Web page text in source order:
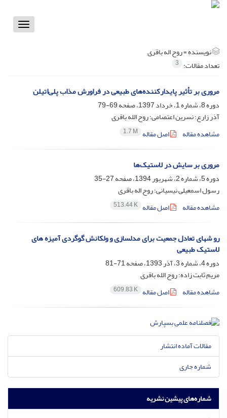
Toggle
نویسنده =روح اله باقری
تعداد مقالات: 3
مروری بر تأثیر پایدارکننده‌های طبیعی در فراورش مذاب پلی‌اتیلن
دوره 8، شماره 1، خرداد 1397، صفحه
69-79
آذر زارع؛ نسرین اعتصامی؛ روح الله باقری
مشاهده مقاله
اصل مقاله 1.7 M
مروری بر سایش در لاستیک‌ها
دوره 5، شماره 2، شهریور 1394، صفحه
27-35
رسول اسمعیلی نیسیانی؛ روح اله باقری
مشاهده مقاله
اصل مقاله 513.44 K
رو شهای تعادل جمعیت برای مدلسازی و ولکانش گوگردی آمیزه های
لاستیک طبیعی
دوره 4، شماره 3، آذر 1393، صفحه
71-81
مریم ثابت زاده؛ روح الله باقری
مشاهده مقاله
اصل مقاله 609.83 K
مقالات آماده انتشار
شماره جاری
شماره‌های پیشین نشریه